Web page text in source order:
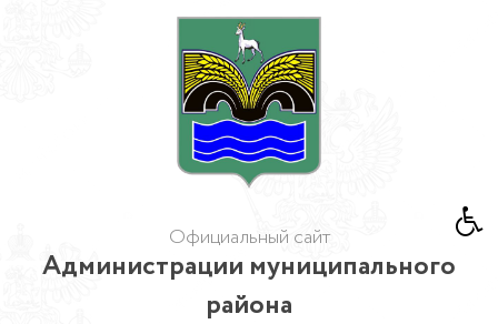
Официальный сайт
Администрации муниципального
района